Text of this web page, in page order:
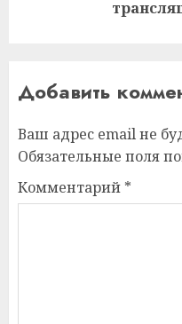
Добавить
Ваш адрес email не
Обязательные поля
Комментарий *